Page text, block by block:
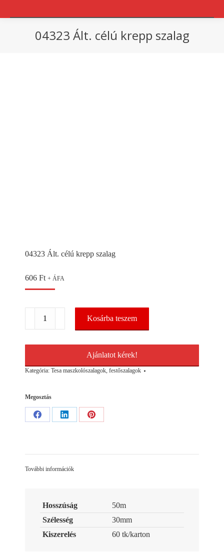
04323 Ált. célú krepp szalag
04323 Ált. célú krepp szalag
606 Ft + ÁFA
célú
szalag
Kosárba teszem
Ajánlatot kérek!
Kategória: Tesa maszkolószalagok, festőszalagok
Megosztás
Share
Share
Share
További információk
Hosszúság
50m
Szélesség
30mm
Kiszerelés
60 tk/karton